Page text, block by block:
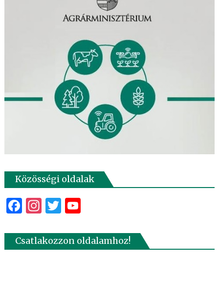
Közösségi oldalak
Facebook
Instagram
Twitter
YouTube
Csatlakozzon oldalamhoz!